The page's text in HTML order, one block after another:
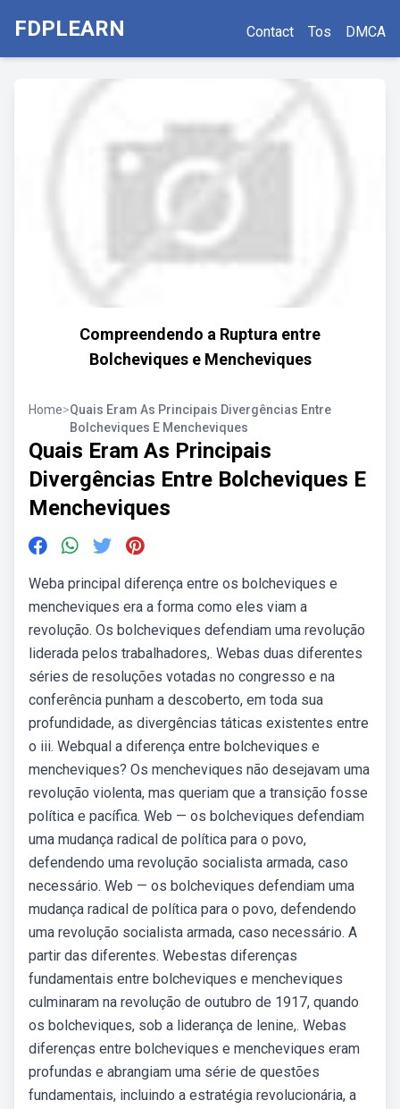
FDPLEARN Contact Tos DMCA
Compreendendo a Ruptura entre
Bolcheviques e Mencheviques
Home>Quais Eram As Principais Divergências Entre
Bolcheviques E Mencheviques
Quais Eram As Principais
Divergências Entre Bolcheviques E
Mencheviques
Weba principal diferença entre os bolcheviques e
mencheviques era a forma como eles viam a
revolução. Os bolcheviques defendiam uma revolução
liderada pelos trabalhadores,. Webas duas diferentes
séries de resoluções votadas no congresso e na
conferência punham a descoberto, em toda sua
profundidade, as divergências táticas existentes entre
o iii. Webqual a diferença entre bolcheviques e
mencheviques? Os mencheviques não desejavam uma
revolução violenta, mas queriam que a transição fosse
política e pacífica. Web — os bolcheviques defendiam
uma mudança radical de política para o povo,
defendendo uma revolução socialista armada, caso
necessário. Web — os bolcheviques defendiam uma
mudança radical de política para o povo, defendendo
uma revolução socialista armada, caso necessário. A
partir das diferentes. Webestas diferenças
fundamentais entre bolcheviques e mencheviques
culminaram na revolução de outubro de 1917, quando
os bolcheviques, sob a liderança de lenine,. Webas
diferenças entre bolcheviques e mencheviques eram
profundas e abrangiam uma série de questões
fundamentais, incluindo a estratégia revolucionária, a